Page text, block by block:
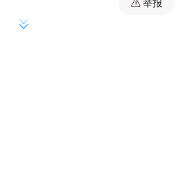
章；以个人名义反映必须
举报